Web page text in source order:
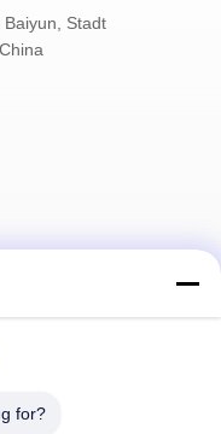
Stadt
und mehr.
for?